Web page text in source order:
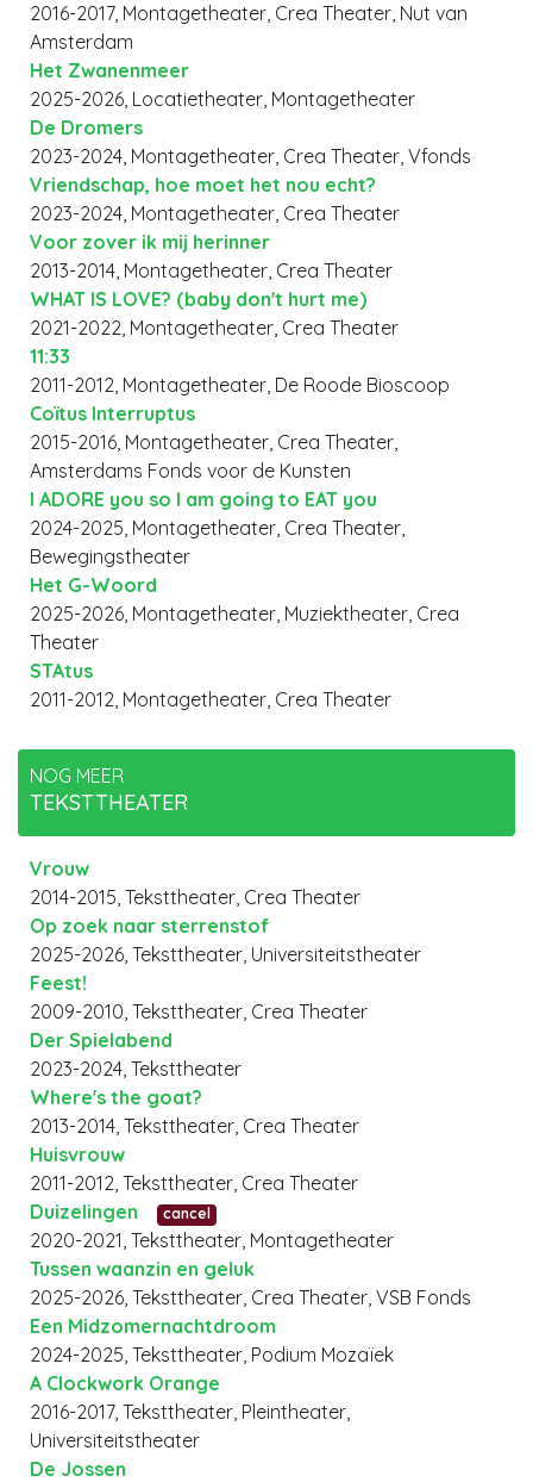
2016-2017, Montagetheater, Crea Theater, Nut van
Amsterdam
Het Zwanenmeer
2025-2026, Locatietheater, Montagetheater
De Dromers
2023-2024, Montagetheater, Crea Theater, Vfonds
Vriendschap, hoe moet het nou echt?
2023-2024, Montagetheater, Crea Theater
Voor zover ik mij herinner
2013-2014, Montagetheater, Crea Theater
WHAT IS LOVE? (baby don't hurt me)
2021-2022, Montagetheater, Crea Theater
11:33
2011-2012, Montagetheater, De Roode Bioscoop
Coïtus Interruptus
2015-2016, Montagetheater, Crea Theater,
Amsterdams Fonds voor de Kunsten
I ADORE you so I am going to EAT you
2024-2025, Montagetheater, Crea Theater,
Bewegingstheater
Het G-Woord
2025-2026, Montagetheater, Muziektheater, Crea
Theater
STAtus
2011-2012, Montagetheater, Crea Theater
NOG MEER
TEKSTTHEATER
Vrouw
2014-2015, Teksttheater, Crea Theater
Op zoek naar sterrenstof
2025-2026, Teksttheater, Universiteitstheater
Feest!
2009-2010, Teksttheater, Crea Theater
Der Spielabend
2023-2024, Teksttheater
Where's the goat?
2013-2014, Teksttheater, Crea Theater
Huisvrouw
2011-2012, Teksttheater, Crea Theater
Duizelingen
cancel
2020-2021, Teksttheater, Montagetheater
Tussen waanzin en geluk
2025-2026, Teksttheater, Crea Theater, VSB Fonds
Een Midzomernachtdroom
2024-2025, Teksttheater, Podium Mozaïek
A Clockwork Orange
2016-2017, Teksttheater, Pleintheater,
Universiteitstheater
De Jossen